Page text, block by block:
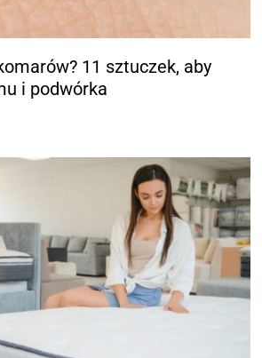
11 sztuczek, aby
i podwórka